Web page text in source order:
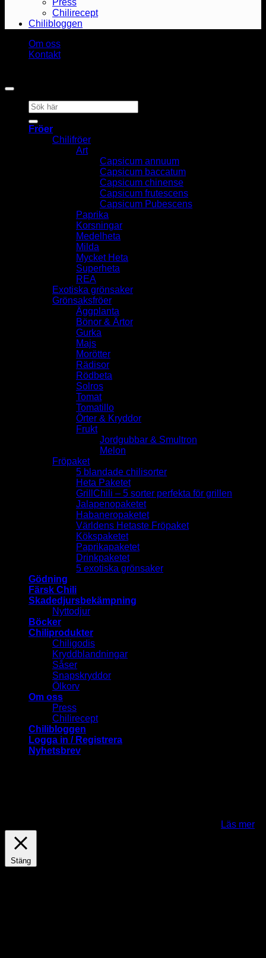
Press
Chilirecept
Chilibloggen
Om oss
Kontakt
Sök
efter:
Fröer
Chilifröer
Art
Capsicum annuum
Capsicum baccatum
Capsicum chinense
Capsicum frutescens
Capsicum Pubescens
Paprika
Korsningar
Medelheta
Milda
Mycket Heta
Superheta
REA
Exotiska grönsaker
Grönsaksfröer
Äggplanta
Bönor & Ärtor
Gurka
Majs
Morötter
Rädisor
Rödbeta
Solros
Tomat
Tomatillo
Örter & Kryddor
Frukt
Jordgubbar & Smultron
Melon
Fröpaket
5 blandade chilisorter
Heta Paketet
GrillChili – 5 sorter perfekta för grillen
Jalapenopaketet
Habaneropaketet
Världens Hetaste Fröpaket
Kökspaketet
Paprikapaketet
Drinkpaketet
5 exotiska grönsaker
Gödning
Färsk Chili
Skadedjursbekämpning
Nyttodjur
Böcker
Chiliprodukter
Chiligodis
Kryddblandningar
Såser
Snapskryddor
Ölkorv
Om oss
Press
Chilirecept
Chilibloggen
Logga in / Registrera
Nyhetsbrev
Läs mer
Stäng